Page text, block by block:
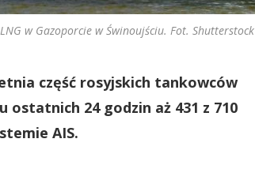
w Gazoporcie w Świnoujściu. Fot. Shutterstock
część rosyjskich tankowców
24 godzin aż 431 z 710
AIS.